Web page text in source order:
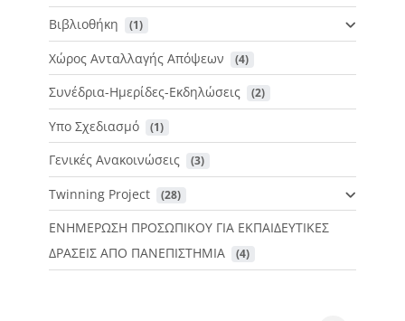
Βιβλιοθήκη
(1)
Χώρος Ανταλλαγής Απόψεων (4)
Συνέδρια-Ημερίδες-Εκδηλώσεις (2)
Υπο Σχεδιασμό (1)
Γενικές Ανακοινώσεις (3)
Twinning Project (28)
ΕΝΗΜΕΡΩΣΗ ΠΡΟΣΩΠΙΚΟΥ ΓΙΑ ΕΚΠΑΙΔΕΥΤΙΚΕΣ
ΔΡΑΣΕΙΣ ΑΠΟ ΠΑΝΕΠΙΣΤΗΜΙΑ
(4)